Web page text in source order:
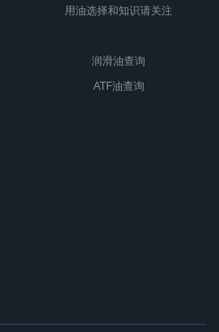
用油选择和知识请关注
润滑油查询
ATF油查询